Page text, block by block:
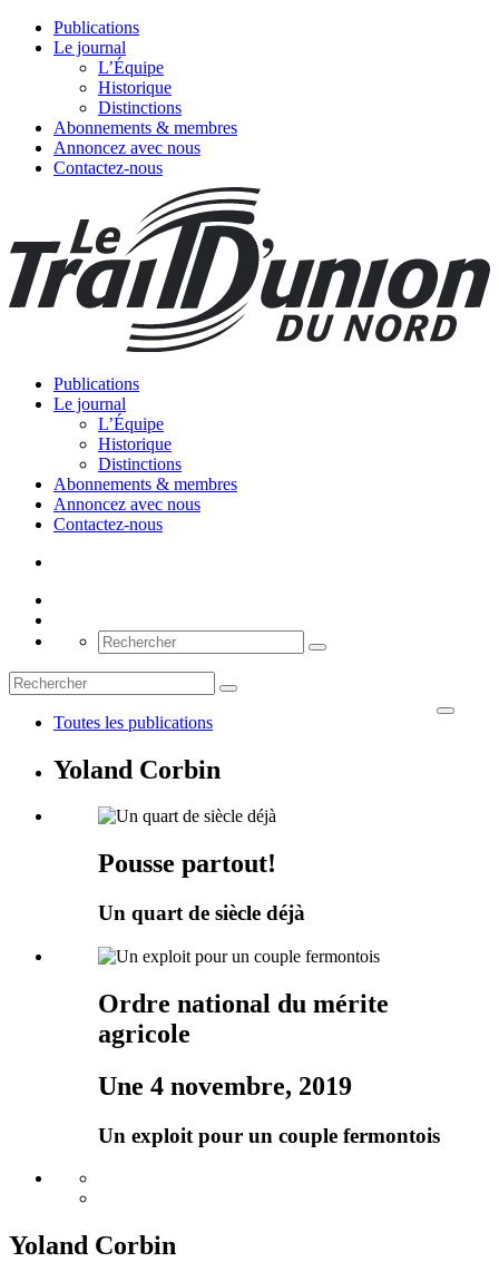
Publications
Le journal
L’Équipe
Historique
Distinctions
Abonnements & membres
Annoncez avec nous
Contactez-nous
Publications
Le journal
L’Équipe
Historique
Distinctions
Abonnements & membres
Annoncez avec nous
Contactez-nous
Toutes les publications
Yoland Corbin
Pousse partout!
Un quart de siècle déjà
Ordre national du mérite
agricole
Une 4 novembre, 2019
Un exploit pour un couple fermontois
Yoland Corbin